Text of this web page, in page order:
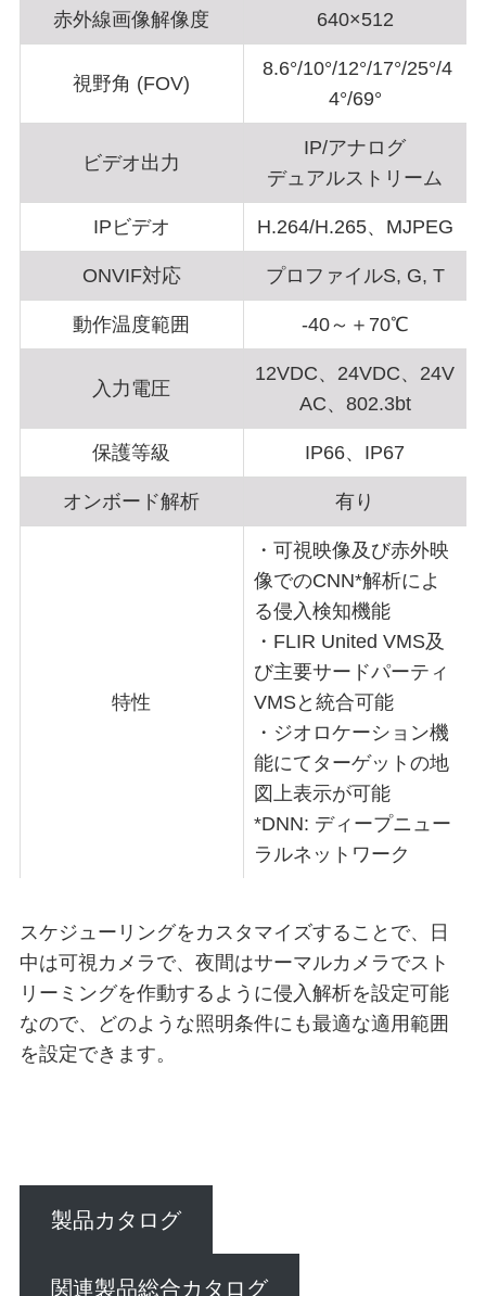
赤外線画像解像度 640×512
視野角 (FOV)
8.6°/10°/12°/17°/25°/4
4°/69°
ビデオ出力
IP/アナログ
デュアルストリーム
IPビデオ H.264/H.265、MJPEG
ONVIF対応 プロファイルS, G, T
動作温度範囲 -40～＋70℃
入力電圧
12VDC、24VDC、24V
AC、802.3bt
保護等級 IP66、IP67
オンボード解析 有り
特性
・可視映像及び赤外映
像でのCNN*解析によ
る侵入検知機能
・FLIR United VMS及
び主要サードパーティ
VMSと統合可能
・ジオロケーション機
能にてターゲットの地
図上表示が可能
*DNN: ディープニュー
ラルネットワーク
スケジューリングをカスタマイズすることで、日
中は可視カメラで、夜間はサーマルカメラでスト
リーミングを作動するように侵入解析を設定可能
なので、どのような照明条件にも最適な適用範囲
を設定できます。
製品カタログ
関連製品総合カタログ